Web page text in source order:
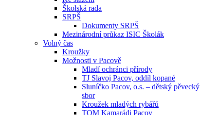
Školská rada
SRPŠ
Dokumenty SRPŠ
Mezinárodní průkaz ISIC Školák
Volný čas
Kroužky
Možnosti v Pacově
Mladí ochránci přírody
TJ Slavoj Pacov, oddíl kopané
Sluníčko Pacov, o.s. – dětský pěvecký
sbor
Kroužek mladých rybářů
TOM Kamarádi Pacov